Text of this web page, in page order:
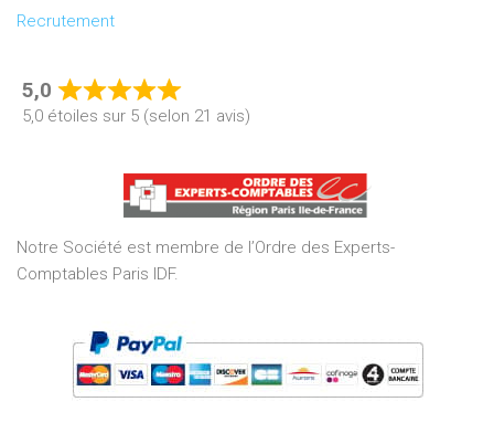
Recrutement
5,0
Rated
of
5
5,0 étoiles sur 5 (selon 21 avis)
Notre Société est membre de l’Ordre des Experts-
Comptables Paris IDF.